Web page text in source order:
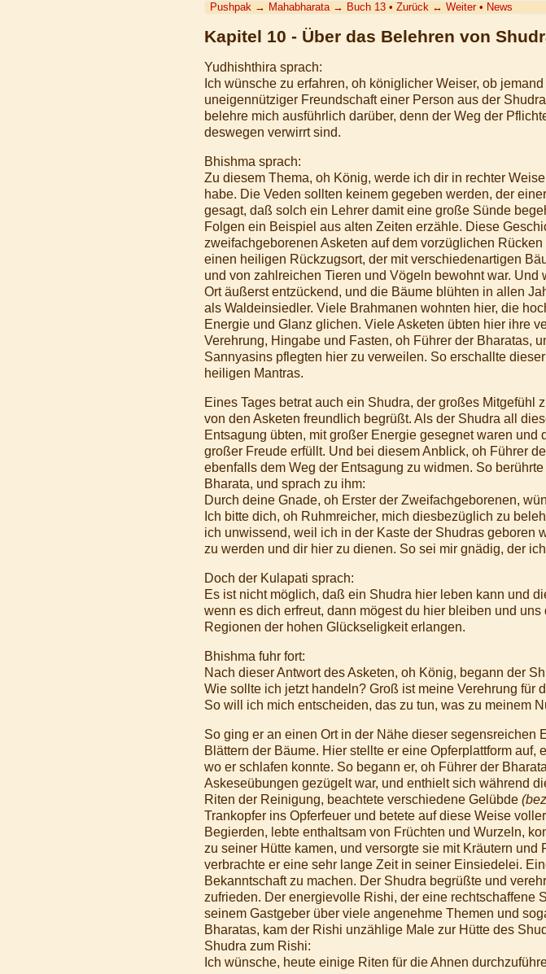
Pushpak → Mahabharata → Buch 13 •Zurück ↔ Weiter• News
Kapitel 10 - Über das Belehren von
Yudhishthira sprach:
Ich wünsche zu erfahren, oh königlicher Weiser, ob
uneigennütziger Freundschaft einer Person aus der
belehre mich ausführlich darüber, denn der Weg der
deswegen verwirrt sind.
Bhishma sprach:
Zu diesem Thema, oh König, werde ich dir in rechter
habe. Die Veden sollten keinem gegeben werden, der
gesagt, daß solch ein Lehrer damit eine große Sünde
Folgen ein Beispiel aus alten Zeiten erzähle. Diese
zweifachgeborenen Asketen auf dem vorzüglichen
einen heiligen Rückzugsort, der mit verschiedenartigen
und von zahlreichen Tieren und Vögeln bewohnt war.
Ort äußerst entzückend, und die Bäume blühten in allen
als Waldeinsiedler. Viele Brahmanen wohnten hier, die
Energie und Glanz glichen. Viele Asketen übten hier ihre
Verehrung, Hingabe und Fasten, oh Führer der Bharatas,
Sannyasins pflegten hier zu verweilen. So erschallte
heiligen Mantras.
Eines Tages betrat auch ein Shudra, der großes
von den Asketen freundlich begrüßt. Als der Shudra all
Entsagung übten, mit großer Energie gesegnet waren und
großer Freude erfüllt. Und bei diesem Anblick, oh Führer
ebenfalls dem Weg der Entsagung zu widmen. So
Bharata, und sprach zu ihm:
Durch deine Gnade, oh Erster der Zweifachgeborenen,
Ich bitte dich, oh Ruhmreicher, mich diesbezüglich zu
ich unwissend, weil ich in der Kaste der Shudras geboren
zu werden und dir hier zu dienen. So sei mir gnädig, der
Doch der Kulapati sprach:
Es ist nicht möglich, daß ein Shudra hier leben kann und
wenn es dich erfreut, dann mögest du hier bleiben und
Regionen der hohen Glückseligkeit erlangen.
Bhishma fuhr fort:
Nach dieser Antwort des Asketen, oh König, begann der
Wie sollte ich jetzt handeln? Groß ist meine Verehrung für
So will ich mich entscheiden, das zu tun, was zu meinem
So ging er an einen Ort in der Nähe dieser
Blättern der Bäume. Hier stellte er eine Opferplattform
wo er schlafen konnte. So begann er, oh Führer der
Askeseübungen gezügelt war, und enthielt sich während
Riten der Reinigung, beachtete verschiedene Gelübde
Trankopfer ins Opferfeuer und betete auf diese Weise
Begierden, lebte enthaltsam von Früchten und Wurzeln,
zu seiner Hütte kamen, und versorgte sie mit Kräutern
verbrachte er eine sehr lange Zeit in seiner Einsiedelei.
Bekanntschaft zu machen. Der Shudra begrüßte und
zufrieden. Der energievolle Rishi, der eine rechtschaffene
seinem Gastgeber über viele angenehme Themen und
Bharatas, kam der Rishi unzählige Male zur Hütte des
Shudra zum Rishi:
Ich wünsche, heute einige Riten für die Ahnen